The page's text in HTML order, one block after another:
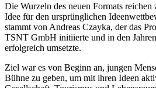
Die Wurzeln des neuen Formats
Idee für den ursprünglichen
stammt von Andreas Czayka, der das
TSNT GmbH initiierte und in den
erfolgreich umsetzte.
Ziel war es von Beginn an, jungen
Bühne zu geben, um mit ihren Ideen